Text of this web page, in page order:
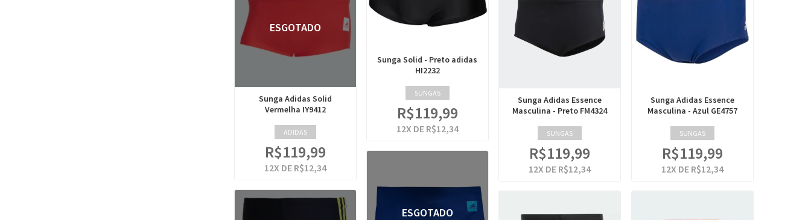
ESGOTADO
Sunga Adidas Solid
Vermelha IY9412
ADIDAS
R$119,99
12X DE R$12,34
Sunga Solid - Preto adidas
HI2232
SUNGAS
R$119,99
12X DE R$12,34
Sunga Adidas Essence
Masculina - Preto FM4324
SUNGAS
R$119,99
12X DE R$12,34
Sunga Adidas Essence
Masculina - Azul GE4757
SUNGAS
R$119,99
12X DE R$12,34
ESGOTADO